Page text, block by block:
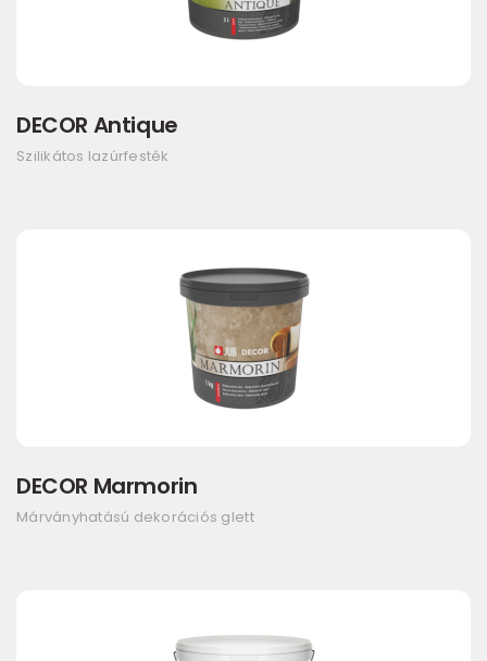
DECOR Antique
Szilikátos lazúrfesték
DECOR Marmorin
Márványhatású dekorációs glett